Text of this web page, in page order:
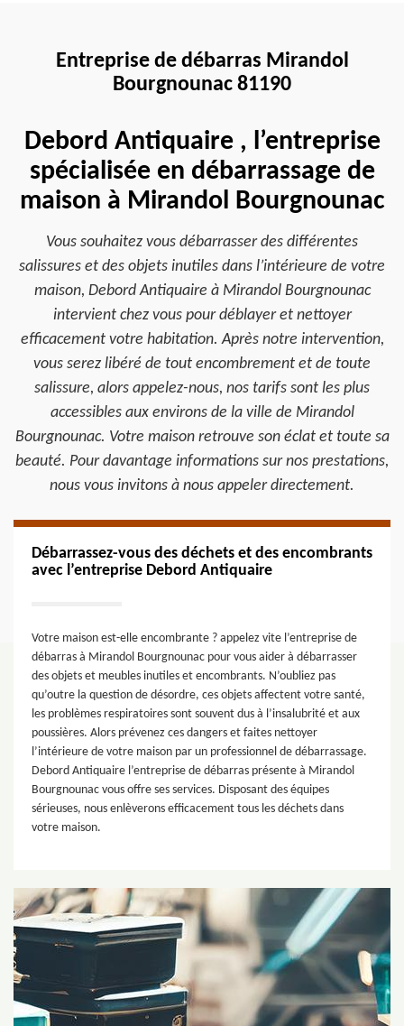
Entreprise de débarras Mirandol
Bourgnounac 81190
Debord Antiquaire , l’entreprise
spécialisée en débarrassage de
maison à Mirandol Bourgnounac
Vous souhaitez vous débarrasser des différentes
salissures et des objets inutiles dans l’intérieure de votre
maison, Debord Antiquaire à Mirandol Bourgnounac
intervient chez vous pour déblayer et nettoyer
efficacement votre habitation. Après notre intervention,
vous serez libéré de tout encombrement et de toute
salissure, alors appelez-nous, nos tarifs sont les plus
accessibles aux environs de la ville de Mirandol
Bourgnounac. Votre maison retrouve son éclat et toute sa
beauté. Pour davantage informations sur nos prestations,
nous vous invitons à nous appeler directement.
Débarrassez-vous des déchets et des encombrants
avec l’entreprise Debord Antiquaire
Votre maison est-elle encombrante ? appelez vite l’entreprise de
débarras à Mirandol Bourgnounac pour vous aider à débarrasser
des objets et meubles inutiles et encombrants. N’oubliez pas
qu’outre la question de désordre, ces objets affectent votre santé,
les problèmes respiratoires sont souvent dus à l’insalubrité et aux
poussières. Alors prévenez ces dangers et faites nettoyer
l’intérieure de votre maison par un professionnel de débarrassage.
Debord Antiquaire l’entreprise de débarras présente à Mirandol
Bourgnounac vous offre ses services. Disposant des équipes
sérieuses, nous enlèverons efficacement tous les déchets dans
votre maison.